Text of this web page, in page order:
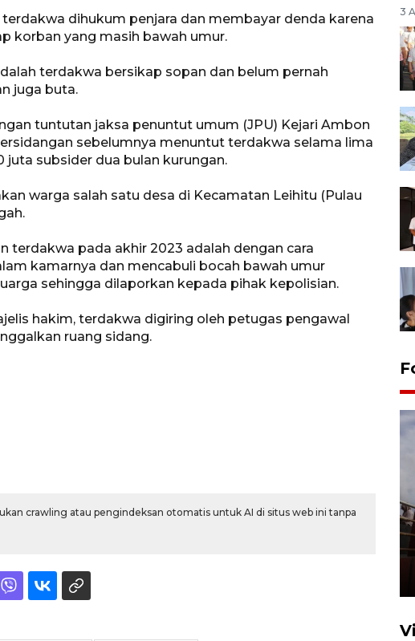
dihukum penjara dan membayar denda karena
korban yang masih bawah umur.
terdakwa bersikap sopan dan belum pernah
juga buta.
tuntutan jaksa penuntut umum (JPU) Kejari Ambon
sebelumnya menuntut terdakwa selama lima
juta subsider dua bulan kurungan.
warga salah satu desa di Kecamatan Leihitu (Pulau
terdakwa pada akhir 2023 adalah dengan cara
kamarnya dan mencabuli bocah bawah umur
sehingga dilaporkan kepada pihak kepolisian.
hakim, terdakwa digiring oleh petugas pengawal
ruang sidang.
crawling atau pengindeksan otomatis untuk AI di situs web ini tanpa
3